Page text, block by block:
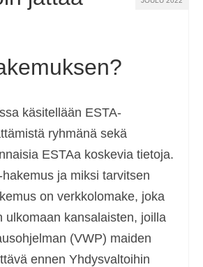
käsitellään ESTA-
ryhmänä sekä
ESTAa koskevia tietoja.
ja miksi tarvitsen
on verkkolomake, joka
ulkomaan kansalaisten, joilla
(VWP) maiden
ennen Yhdysvaltoihin